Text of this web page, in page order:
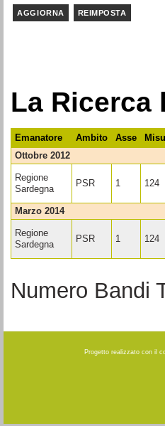
La Ricerca
Emanatore Ambito Asse
ottobre 2012
Regione
Sardegna
PSR 1 124
marzo 2014
Regione
Sardegna
PSR 1 124
Numero Bandi
Progetto realizzato con il